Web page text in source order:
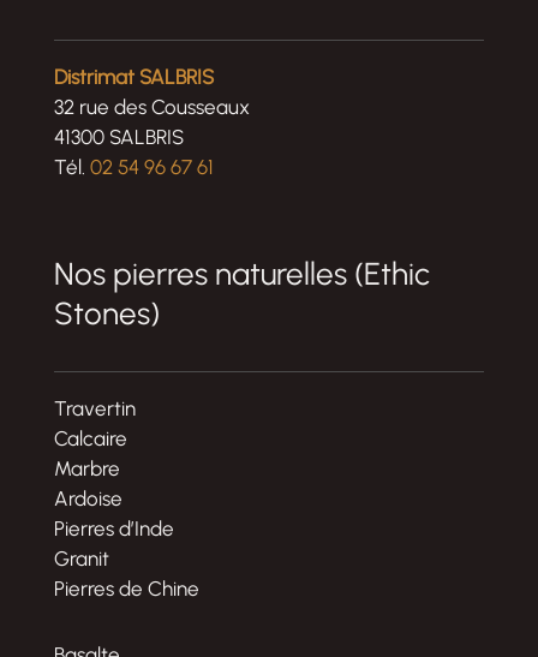
Distrimat SALBRIS
32 rue des Cousseaux
41300 SALBRIS
Tél. 02 54 96 67 61
Nos pierres naturelles (Ethic
Stones)
Travertin
Calcaire
Marbre
Ardoise
Pierres d’Inde
Granit
Pierres de Chine